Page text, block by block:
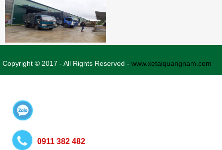
Copyright © 2017 - All Rights Reserved - www.xetaiquangnam.com
0911 382 482